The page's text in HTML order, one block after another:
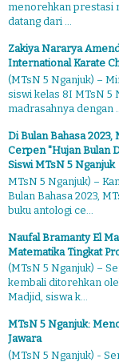
menorehkan prestasi
datang dari ...
Zakiya Nararya
International Karate
(MTsN 5 Nganjuk) –
siswi kelas 8I MTsN 5
madrasahnya dengan
Di Bulan Bahasa
Cerpen "Hujan Bulan
Siswi MTsN 5 Nganjuk
MTsN 5 Nganjuk) –
Bulan Bahasa 2023,
buku antologi ce...
Naufal Bramanty El
Matematika Tingkat
(MTsN 5 Nganjuk) –
kembali ditorehkan
Madjid, siswa k...
MTsN 5 Nganjuk:
Jawara
(MTsN 5 Nganjuk) -